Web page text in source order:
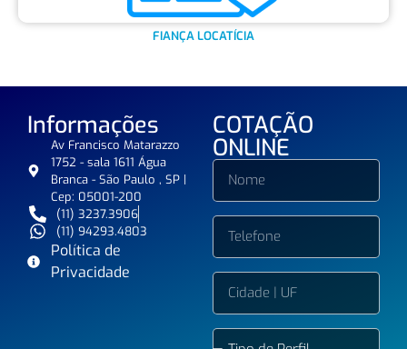
FIANÇA LOCATÍCIA
Informações
Av Francisco Matarazzo
1752 - sala 1611 Água
Branca - São Paulo , SP |
Cep: 05001-200
(11) 3237.3906
(11) 94293.4803
Política de
Privacidade
COTAÇÃO
ONLINE